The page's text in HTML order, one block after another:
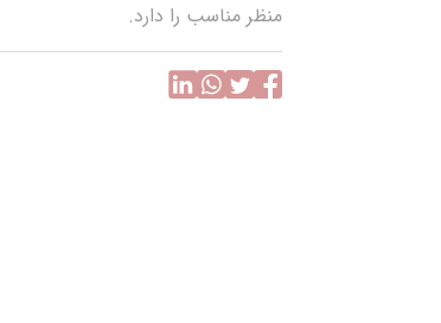
منظر مناسب را دارد.